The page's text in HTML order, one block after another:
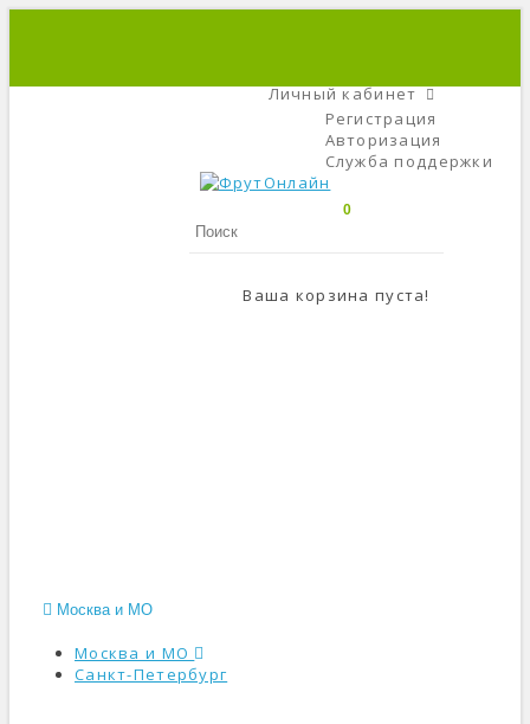
Личный кабинет
Регистрация
Авторизация
Служба поддержки
0
Ваша корзина пуста!
Москва и МО
Москва и МО
Санкт-Петербург